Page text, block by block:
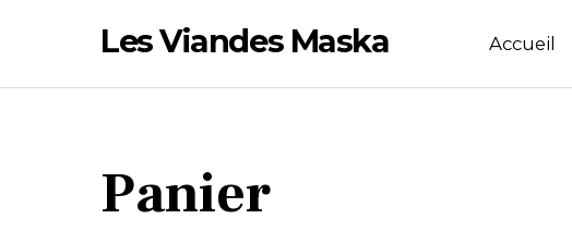
Les Viandes Maska Accueil
Panier